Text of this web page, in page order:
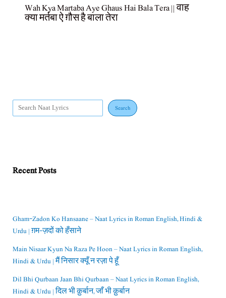
Wah Kya Martaba Aye Ghaus Hai Bala Tera || वाह
क्या मर्तबा ऐ ग़ौस है बाला तेरा
Search
Recent Posts
Gham-Zadon Ko Hansaane – Naat Lyrics in Roman English, Hindi &
Urdu | ग़म-ज़दों को हँसाने
Main Nisaar Kyun Na Raza Pe Hoon – Naat Lyrics in Roman English,
Hindi & Urdu | मैं निसार क्यूँ न रज़ा पे हूँ
Dil Bhi Qurbaan Jaan Bhi Qurbaan – Naat Lyrics in Roman English,
Hindi & Urdu | दिल भी क़ुर्बान, जाँ भी क़ुर्बान